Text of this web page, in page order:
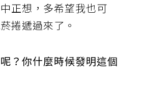
正想，多希望我也可
捲遞過來了。
？你什麼時候發明這個